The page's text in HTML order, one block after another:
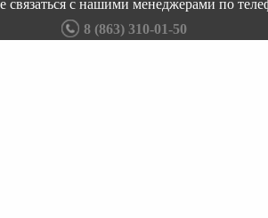
связаться с нашими менеджерами по
8 (863) 310-01-50